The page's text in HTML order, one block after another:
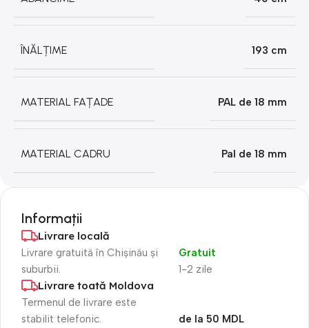
ÎNĂLȚIME 193 cm
MATERIAL FAȚADE PAL de 18 mm
MATERIAL CADRU Pal de 18 mm
Informații
Livrare locală
Livrare gratuită în Chișinău și
suburbii.
1-2 zile
Gratuit
Livrare toată Moldova
Termenul de livrare este
stabilit telefonic.
de la 50 MDL